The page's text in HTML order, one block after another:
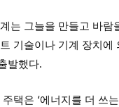
는 그늘을 만들고 바
기술이나 기계 장치
발했다.
은 ‘에너지를 더 쓰